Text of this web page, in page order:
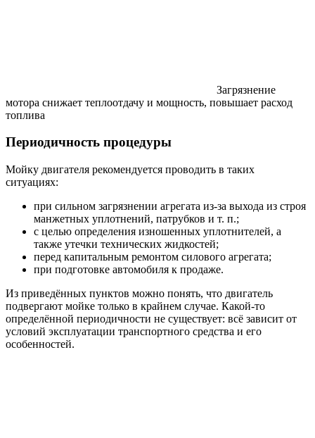
Загрязнение
мотора снижает теплоотдачу и мощность, повышает расход
топлива
Периодичность процедуры
Мойку двигателя рекомендуется проводить в таких
ситуациях:
при сильном загрязнении агрегата из-за выхода из строя
манжетных уплотнений, патрубков и т. п.;
с целью определения изношенных уплотнителей, а
также утечки технических жидкостей;
перед капитальным ремонтом силового агрегата;
при подготовке автомобиля к продаже.
Из приведённых пунктов можно понять, что двигатель
подвергают мойке только в крайнем случае. Какой-то
определённой периодичности не существует: всё зависит от
условий эксплуатации транспортного средства и его
особенностей.